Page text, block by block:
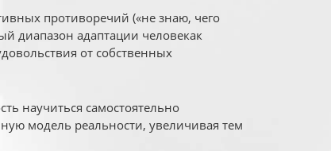
противоречий («не знаю, чего
диапазон адаптации человекак
от собственных
научиться самостоятельно
модель реальности, увеличивая тем